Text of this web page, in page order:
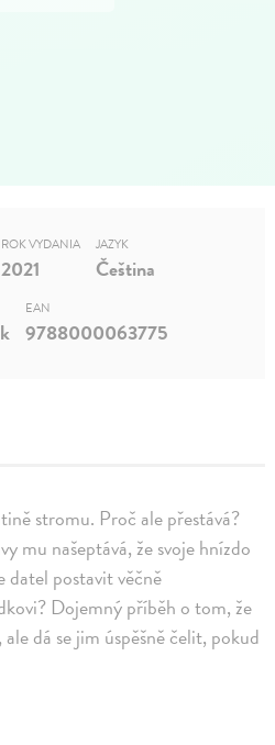
stromu. Proč ale přestává?
mu našeptává, že svoje hnízdo
datel postavit věčně
Dojemný příběh o tom, že
dá se jim úspěšně čelit, pokud
ROK VYDANIA
2021
JAZYK
Čeština
EAN
9788000063775